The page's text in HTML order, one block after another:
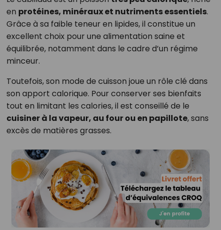
en protéines, minéraux et nutriments essentiels.
Grâce à sa faible teneur en lipides, il constitue un
excellent choix pour une alimentation saine et
équilibrée, notamment dans le cadre d’un régime
minceur.
Toutefois, son mode de cuisson joue un rôle clé dans
son apport calorique. Pour conserver ses bienfaits
tout en limitant les calories, il est conseillé de le
cuisiner à la vapeur, au four ou en papillote, sans
excès de matières grasses.